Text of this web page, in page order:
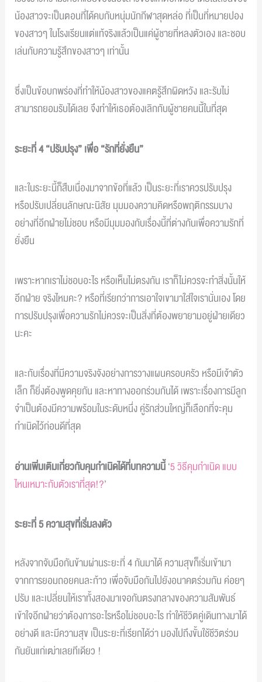
น้องสาวจะเป็นตอนที่ได้คบกับหนุ่มนักกีฬาสุดหล่อ ที่เป็นที่หมายปอง
ของสาวๆ ในโรงเรียนแต่แท้จริงแล้วเป็นแค่ผู้ชายที่หลงตัวเอง และชอบ
เล่นกับความรู้สึกของสาวๆ เท่านั้น
ซึ่งเป็นข้อบกพร่องที่ทำให้น้องสาวของแคตรู้สึกผิดหวัง และรับไม่
สามารถยอมรับได้เลย จึงทำให้เธอต้องเลิกกับผู้ชายคนนี้ในที่สุด
ระยะที่ 4 “ปรับปรุง” เพื่อ “รักที่ยั่งยืน”
และในระยะนี้ก็สืบเนื่องมาจากข้อที่แล้ว เป็นระยะที่เราควรปรับปรุง
หรือปรับเปลี่ยนลักษณะนิสัย มุมมองความคิดหรือพฤติกรรมบาง
อย่างที่อีกฝ่ายไม่ชอบ หรือมีมุมมองกับเรื่องนี้ที่ต่างกันเพื่อความรักที่
ยั่งยืน
เพราะหากเราไม่ชอบอะไร หรือเห็นไม่ตรงกัน เราก็ไม่ควรจะทำสิ่งนั้นให้
อีกฝ่าย จริงไหมคะ? หรือที่เรียกว่าการเอาใจเขามาใส่ใจเรานั่นเอง โดย
การปรับปรุงเพื่อความรักไม่ควรจะเป็นสิ่งที่ต้องพยายามอยู่ฝ่ายเดียว
นะคะ
และกับเรื่องที่มีความจริงจังอย่างการวางแผนครอบครัว หรือมีเจ้าตัว
เล็ก ก็ยิ่งต้องพูดคุยกัน และหาทางออกร่วมกันได้ เพราะเรื่องการมีลูก
จำเป็นต้องมีความพร้อมในระดับหนึ่ง คู่รักส่วนใหญ่ก็เลือกที่จะคุม
กำเนิดไว้ก่อนดีที่สุด
อ่านเพิ่มเติมเกี่ยวกับคุมกำเนิดได้ที่บทความนี้‘5 วิธีคุมกำเนิด แบบ
ไหนเหมาะกับตัวเราที่สุด!?’
ระยะที่ 5 ความสุขที่เริ่มลงตัว
หลังจากจับมือกันข้ามผ่านระยะที่ 4 กันมาได้ ความสุขก็เริ่มเข้ามา
จากการยอมถอยคนละก้าว เพื่อจับมือกันไปยังอนาคตร่วมกัน ค่อยๆ
ปรับ และเปลี่ยนให้เราทั้งสองมาเจอกันตรงกลางของความสัมพันธ์
เข้าใจอีกฝ่ายว่าต้องการอะไรหรือไม่ชอบอะไร ทำให้ชีวิตคู่เดินทางมาได้
อย่างดี และมีความสุข เป็นระยะที่เรียกได้ว่า มองไปถึงขั้นใช้ชีวิตร่วม
กันยันแก่เฒ่าเลยทีเดียว !